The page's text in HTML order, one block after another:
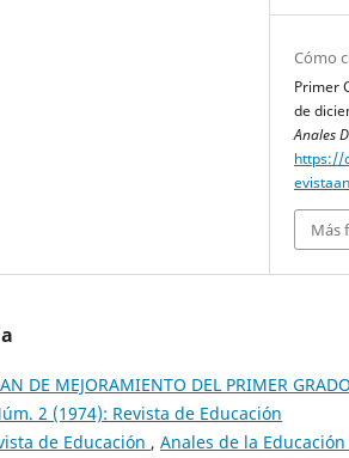
Cómo
Primer
de
Anales
https://
Más
DE MEJORAMIENTO DEL PRIMER
2 (1974): Revista de Educación
de Educación , Anales de la